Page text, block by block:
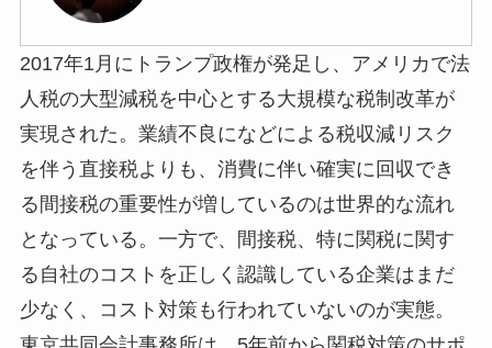
2017年1月にトランプ政権が発足し、アメリカで法
人税の大型減税を中心とする大規模な税制改革が
実現された。業績不良になどによる税収減リスク
を伴う直接税よりも、消費に伴い確実に回収でき
る間接税の重要性が増しているのは世界的な流れ
となっている。一方で、間接税、特に関税に関す
る自社のコストを正しく認識している企業はまだ
少なく、コスト対策も行われていないのが実態。